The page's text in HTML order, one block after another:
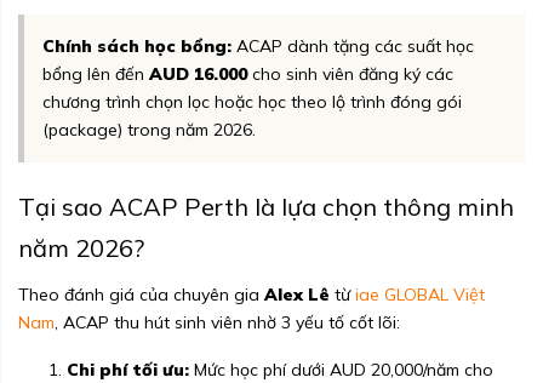
Chính sách học bổng: ACAP dành tặng các suất học
bổng lên đếnAUD 16.000cho sinh viên đăng ký các
chương trình chọn lọc hoặc học theo lộ trình đóng gói
(package) trong năm 2026.
Tại sao ACAP Perth là lựa chọn thông minh
năm 2026?
Theo đánh giá của chuyên giaAlex Lê từiae GLOBAL Việt
Nam, ACAP thu hút sinh viên nhờ 3 yếu tố cốt lõi:
Chi phí tối ưu: Mức học phí dưới AUD 20,000/năm cho